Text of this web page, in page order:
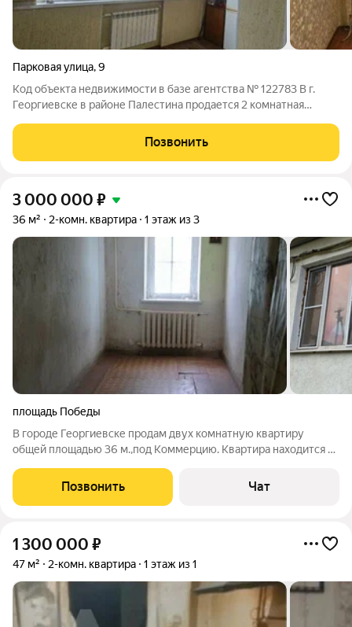
Парковая улица,9
Код объекта недвижимости в базе агентства № 122783 В г.
Георгиевске в районе Палестина продается 2 комнатная
косметический ремонт, особых вложений не требуется. В
наличии 2 лоджии, одна объединена
Позвонить
3 000 000 ₽
36 м² 2-комн. квартира 1 этаж из 3
площадь Победы
В городе Георгиевске продам двух комнатную квартиру
общей площадью 36 м.,под Коммерцию. Квартира находится в
локация .Квартира подойдёт для открытия :Офиса
,магазина,салона красоты,массажного
Позвонить Чат
1 300 000 ₽
47 м² 2-комн. квартира 1 этаж из 1